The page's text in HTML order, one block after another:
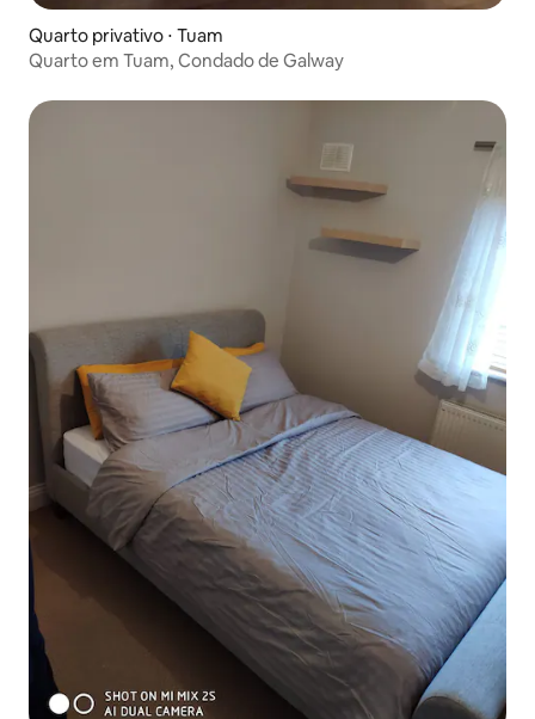
Quarto privativo ⋅ Tuam
Quarto em Tuam, Condado de Galway